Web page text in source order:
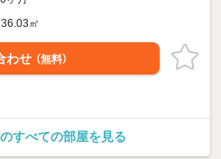
㎡
わせ （無料）
すべての部屋を見る